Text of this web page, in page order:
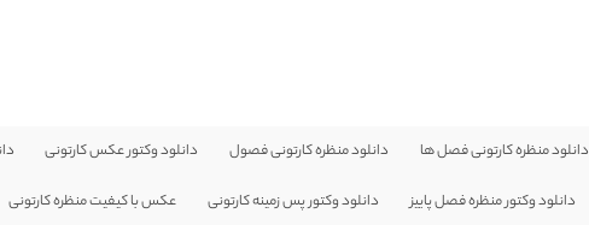
دانلود منظره کارتونی فصل ها دانلود منظره کارتونی فصول دانلود وکتور عکس کارتونی
دانلود وکتور منظره فصل پاییز دانلود وکتور پس زمینه کارتونی عکس با کیفیت منظره کارتونی